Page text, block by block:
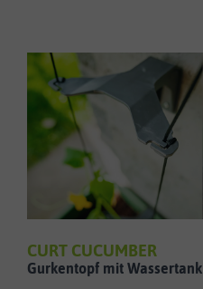
CURT CUCUMBER
Gurkentopf mit Wassertank